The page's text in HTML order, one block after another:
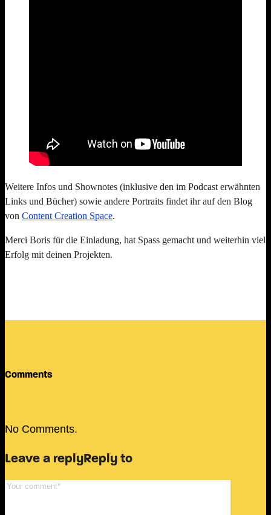
Weitere Infos und Shownotes (inklusive den im Podcast erwähnten
Links und Bücher) sowie andere Portraits findet ihr auf den Blog
von Content Creation Space.
Merci Boris für die Einladung, hat Spass gemacht und weiterhin viel
Erfolg mit deinen Projekten.
Comments
No Comments.
Leave a replyReply to